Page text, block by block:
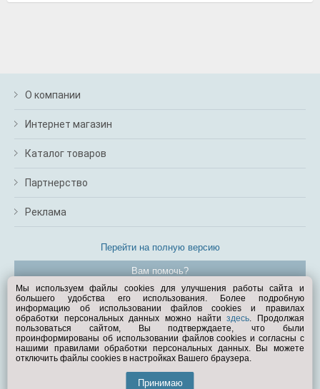
О компании
Интернет магазин
Каталог товаров
Партнерство
Реклама
Перейти на полную версию
Вам помочь?
© Exist.ru 1998—2026
Мы используем файлы cookies для улучшения работы сайта и
большего удобства его использования. Более подробную
информацию об использовании файлов cookies и правилах
обработки персональных данных можно найтиздесь. Продолжая
пользоваться сайтом, Вы подтверждаете, что были
проинформированы об использовании файлов cookies и согласны с
нашими правилами обработки персональных данных. Вы можете
отключить файлы cookies в настройках Вашего браузера.
Принимаю